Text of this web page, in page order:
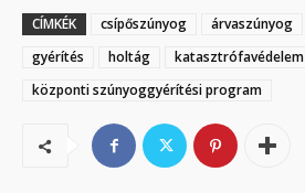
CÍMKÉK csípőszúnyog árvaszúnyog
gyérítés
holtág katasztrófavédelem
központi szúnyoggyérítési program